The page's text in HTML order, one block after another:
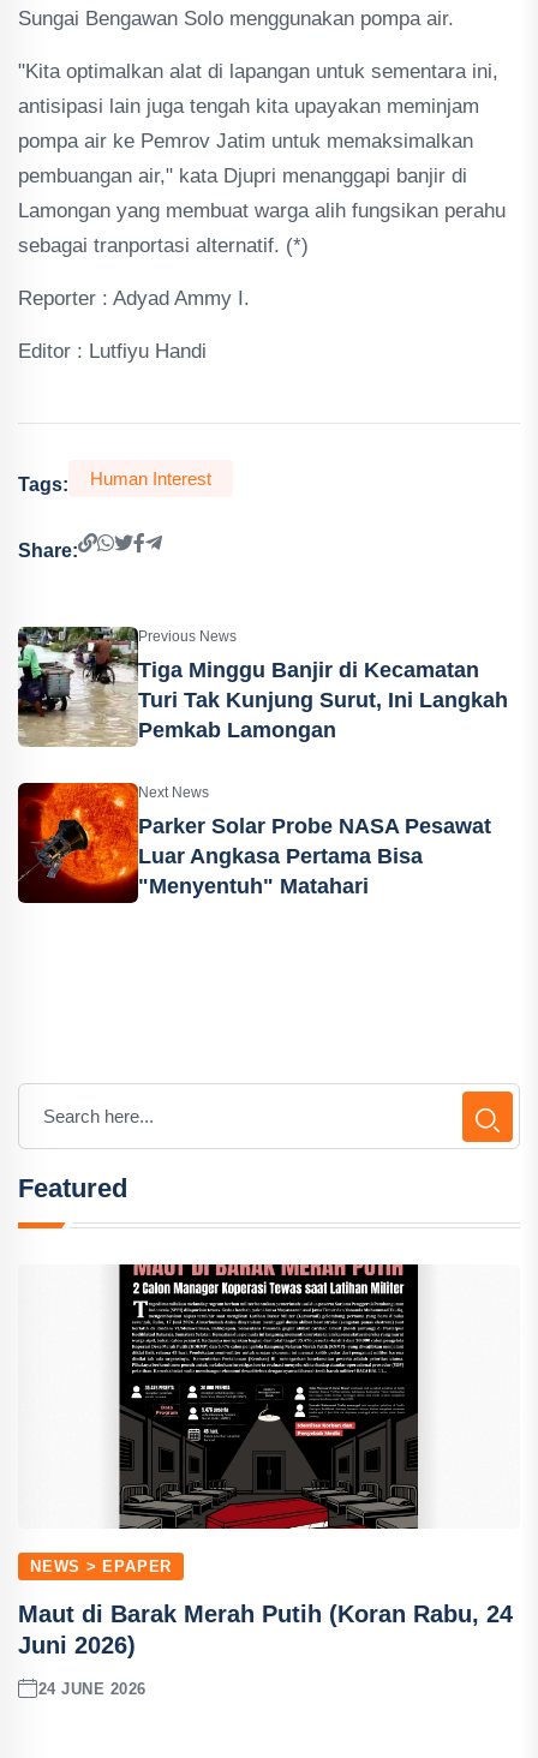
Sungai Bengawan Solo menggunakan pompa air.
"Kita optimalkan alat di lapangan untuk sementara ini,
antisipasi lain juga tengah kita upayakan meminjam
pompa air ke Pemrov Jatim untuk memaksimalkan
pembuangan air," kata Djupri menanggapi banjir di
Lamongan yang membuat warga alih fungsikan perahu
sebagai tranportasi alternatif. (*)
Reporter : Adyad Ammy I.
Editor : Lutfiyu Handi
Tags: Human Interest
Share:
Previous News
Tiga Minggu Banjir di Kecamatan
Turi Tak Kunjung Surut, Ini Langkah
Pemkab Lamongan
Next News
Parker Solar Probe NASA Pesawat
Luar Angkasa Pertama Bisa
"Menyentuh" Matahari
Featured
NEWS > EPAPER
Maut di Barak Merah Putih (Koran Rabu, 24
Juni 2026)
24 JUNE 2026